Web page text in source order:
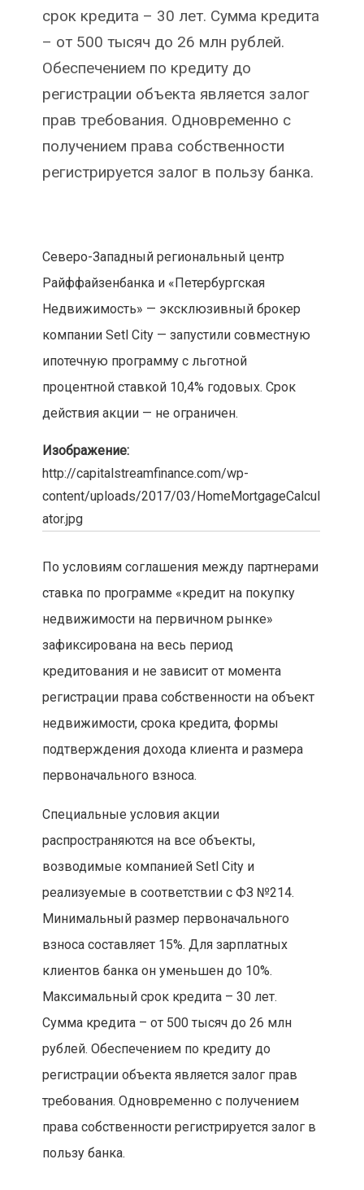
срок кредита – 30 лет. Сумма кредита
– от 500 тысяч до 26 млн рублей.
Обеспечением по кредиту до
регистрации объекта является залог
прав требования. Одновременно с
получением права собственности
регистрируется залог в пользу банка.
Северо-Западный региональный центр
Райффайзенбанка и «Петербургская
Недвижимость» — эксклюзивный брокер
компании Setl City — запустили совместную
ипотечную программу с льготной
процентной ставкой 10,4% годовых. Срок
действия акции — не ограничен.
Изображение:
http://capitalstreamfinance.com/wp-
content/uploads/2017/03/HomeMortgageCalcul
ator.jpg
По условиям соглашения между партнерами
ставка по программе «кредит на покупку
недвижимости на первичном рынке»
зафиксирована на весь период
кредитования и не зависит от момента
регистрации права собственности на объект
недвижимости, срока кредита, формы
подтверждения дохода клиента и размера
первоначального взноса.
Специальные условия акции
распространяются на все объекты,
возводимые компанией Setl City и
реализуемые в соответствии с ФЗ №214.
Минимальный размер первоначального
взноса составляет 15%. Для зарплатных
клиентов банка он уменьшен до 10%.
Максимальный срок кредита – 30 лет.
Сумма кредита – от 500 тысяч до 26 млн
рублей. Обеспечением по кредиту до
регистрации объекта является залог прав
требования. Одновременно с получением
права собственности регистрируется залог в
пользу банка.